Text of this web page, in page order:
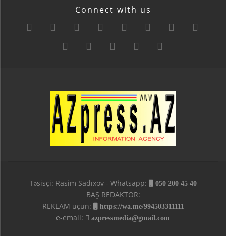
Connect with us
Təsisçi: Rasim Sadıxov - Whatsapp: 050 200 45 40
BAŞ REDAKTOR:
REKLAM üçün:
https://wa.me/994503311111
e-email: azpressmedia@gmail.com